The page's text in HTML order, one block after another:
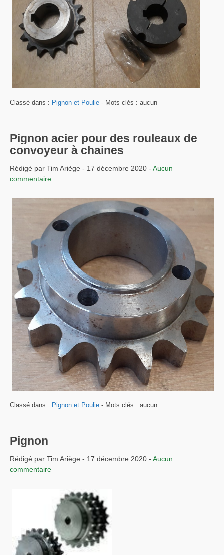
Classé dans : Pignon et Poulie - Mots clés : aucun
Pignon acier pour des rouleaux de
convoyeur à chaines
Rédigé par Tim Ariège - 17 décembre 2020 - Aucun
commentaire
Classé dans : Pignon et Poulie - Mots clés : aucun
Pignon
Rédigé par Tim Ariège - 17 décembre 2020 - Aucun
commentaire